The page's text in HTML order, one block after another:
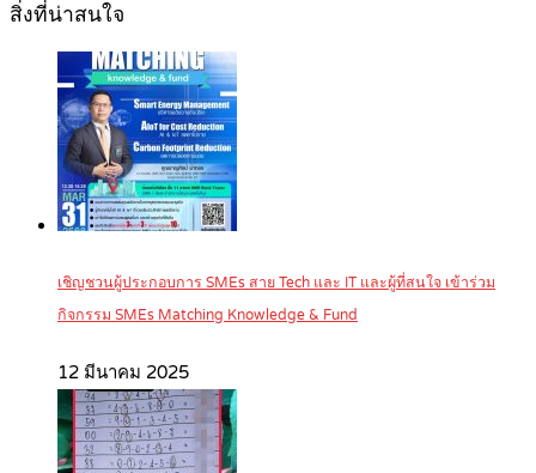
สิ่งที่น่าสนใจ
เชิญชวนผู้ประกอบการ SMEs สาย Tech และ IT และผู้ที่สนใจ เข้าร่วม
กิจกรรม SMEs Matching Knowledge & Fund
12 มีนาคม 2025